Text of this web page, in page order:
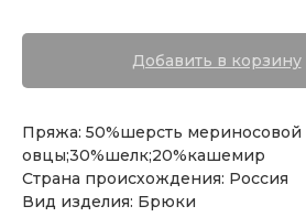
Добавить в корзину
Пряжа: 50%шерсть мериносовой
овцы;30%шелк;20%кашемир
Страна происхождения: Россия
Вид изделия: Брюки